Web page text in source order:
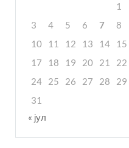
1
3
4 5 6 7 8
10
11 12 13 14 15
17
18 19 20 21 22
24
25 26 27 28 29
31
« јул